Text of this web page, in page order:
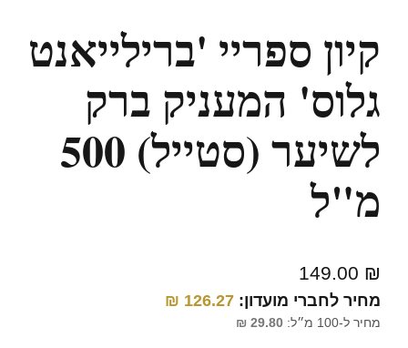
קיון ספריי 'ברילייאנט
גלוס' המעניק ברק
לשיער (סטייל) 500
מ"ל
149.00 ₪
מחיר לחברי מועדון: 126.27
₪
מחיר ל-100 מ״ל: 29.80
₪